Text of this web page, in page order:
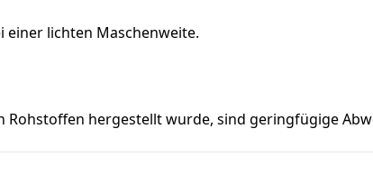
einer lichten Maschenweite.
Rohstoffen hergestellt wurde, sind geringfügige